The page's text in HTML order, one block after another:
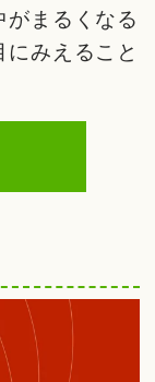
まるくなる
みえること